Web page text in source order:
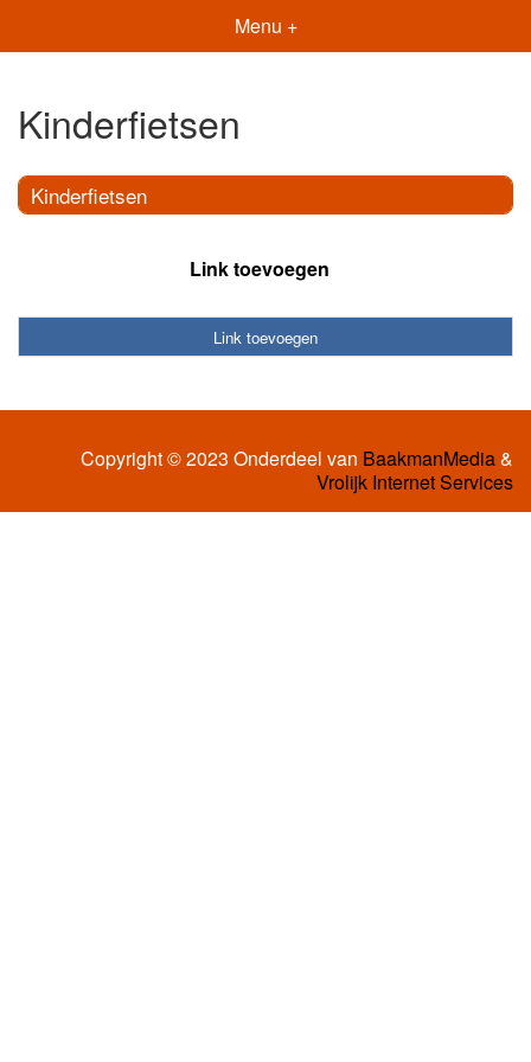
Menu +
Kinderfietsen
Kinderfietsen
Link toevoegen
Link toevoegen
Copyright © 2023 Onderdeel van BaakmanMedia&
Vrolijk Internet Services